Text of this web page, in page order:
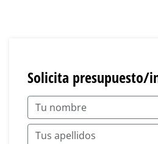
Solicita presupuesto/